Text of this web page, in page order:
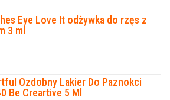
Eye Love It odżywka do rzęs z
3 ml
Ozdobny Lakier Do Paznokci
Be Creartive 5 Ml